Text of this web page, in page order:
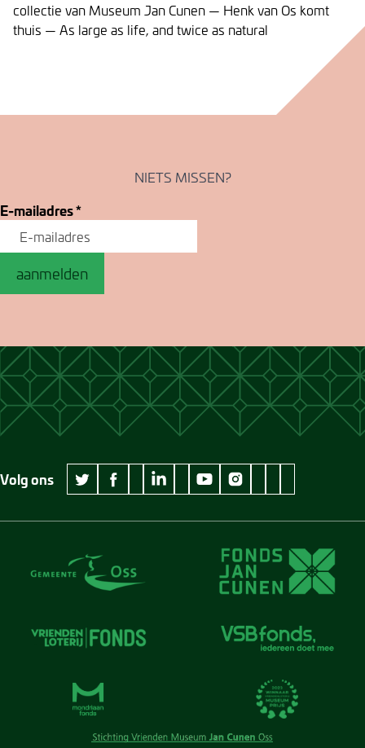
collectie van Museum Jan Cunen — Henk van Os komt
thuis — As large as life, and twice as natural
NIETS MISSEN?
E-mailadres*
aanmelden
Volg ons
twitter Museum Jan Cunen
facebook Museum Jan Cunen
wikipedia Museum Jan Cunen
linkedin Museum Jan Cunen
googleplus Museum Jan Cunen
youtube Museum Jan Cunen
instagram Museum